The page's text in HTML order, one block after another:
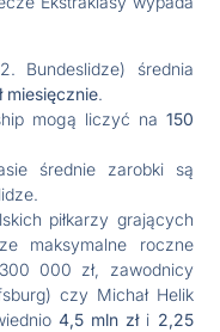
Bundeslidze) średnia
miesięcznie.
mogą liczyć na 150
średnie zarobki są
piłkarzy grających
maksymalne roczne
000 zł, zawodnicy
czy Michał Helik
4,5 mln złi 2,25